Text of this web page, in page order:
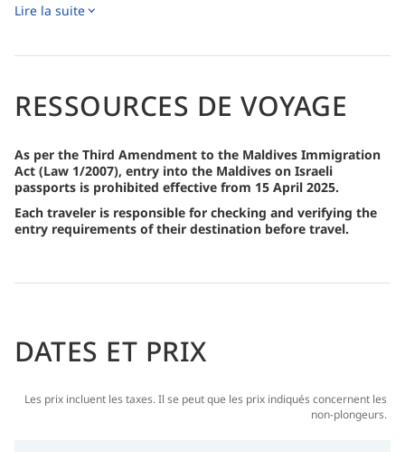
Lire la suite
RESSOURCES DE VOYAGE
As per the Third Amendment to the Maldives Immigration
Act (Law 1/2007), entry into the Maldives on Israeli
passports is prohibited effective from 15 April 2025.
Each traveler is responsible for checking and verifying the
entry requirements of their destination before travel.
DATES ET PRIX
Les prix incluent les taxes. Il se peut que les prix indiqués concernent les
non-plongeurs.